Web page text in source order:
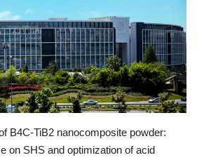
B4C-TiB2 nanocomposite powder:
on SHS and optimization of acid